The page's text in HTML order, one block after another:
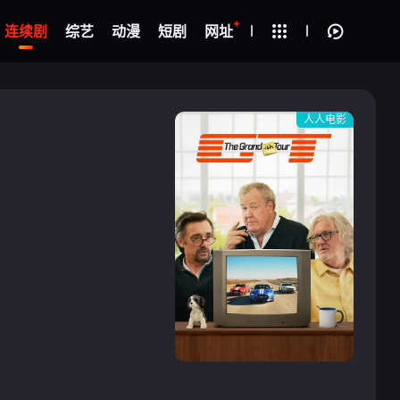
连续剧 综艺 动漫 短剧 网址+
人人电影